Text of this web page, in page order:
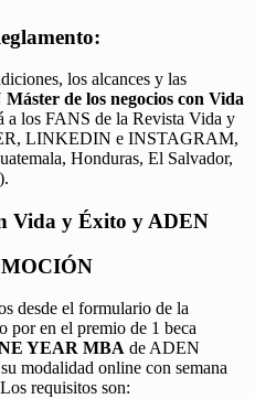
los alcances y las
Máster de los negocios con Vida
a los FANS de la Revista Vida y
LINKEDIN e INSTAGRAM,
Honduras, El Salvador,
Vida y Éxito y ADEN
desde el formulario de la
por en el premio de 1 beca
YEAR MBA de ADEN
modalidad online con semana
requisitos son: